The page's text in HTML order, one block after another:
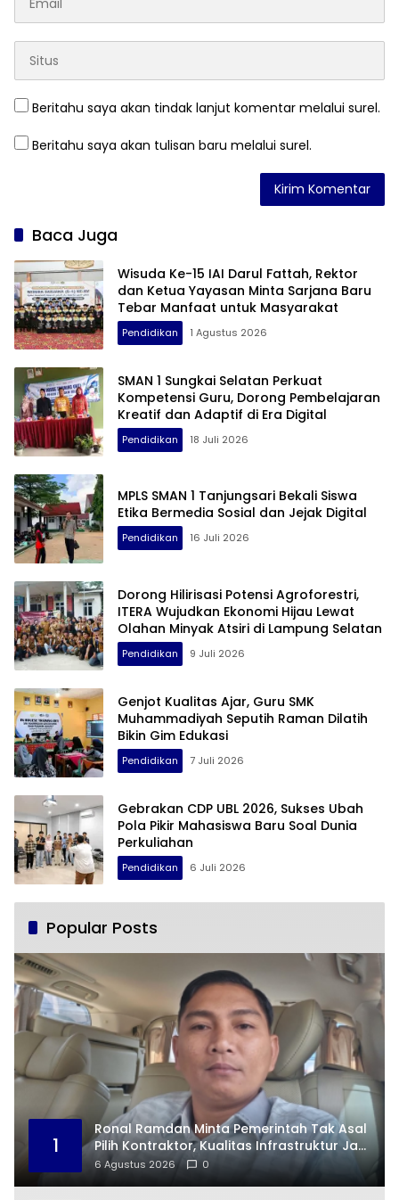
Beritahu saya akan tindak lanjut komentar melalui surel.
Beritahu saya akan tulisan baru melalui surel.
Baca Juga
Wisuda Ke-15 IAI Darul Fattah, Rektor
dan Ketua Yayasan Minta Sarjana Baru
Tebar Manfaat untuk Masyarakat
Pendidikan 1 Agustus 2026
SMAN 1 Sungkai Selatan Perkuat
Kompetensi Guru, Dorong Pembelajaran
Kreatif dan Adaptif di Era Digital
Pendidikan 18 Juli 2026
MPLS SMAN 1 Tanjungsari Bekali Siswa
Etika Bermedia Sosial dan Jejak Digital
Pendidikan 16 Juli 2026
Dorong Hilirisasi Potensi Agroforestri,
ITERA Wujudkan Ekonomi Hijau Lewat
Olahan Minyak Atsiri di Lampung Selatan
Pendidikan 9 Juli 2026
Genjot Kualitas Ajar, Guru SMK
Muhammadiyah Seputih Raman Dilatih
Bikin Gim Edukasi
Pendidikan 7 Juli 2026
Gebrakan CDP UBL 2026, Sukses Ubah
Pola Pikir Mahasiswa Baru Soal Dunia
Perkuliahan
Pendidikan 6 Juli 2026
Popular Posts
1
Ronal Ramdan Minta Pemerintah Tak Asal
Pilih Kontraktor, Kualitas Infrastruktur Jadi
Taruhan
6 Agustus 2026 0